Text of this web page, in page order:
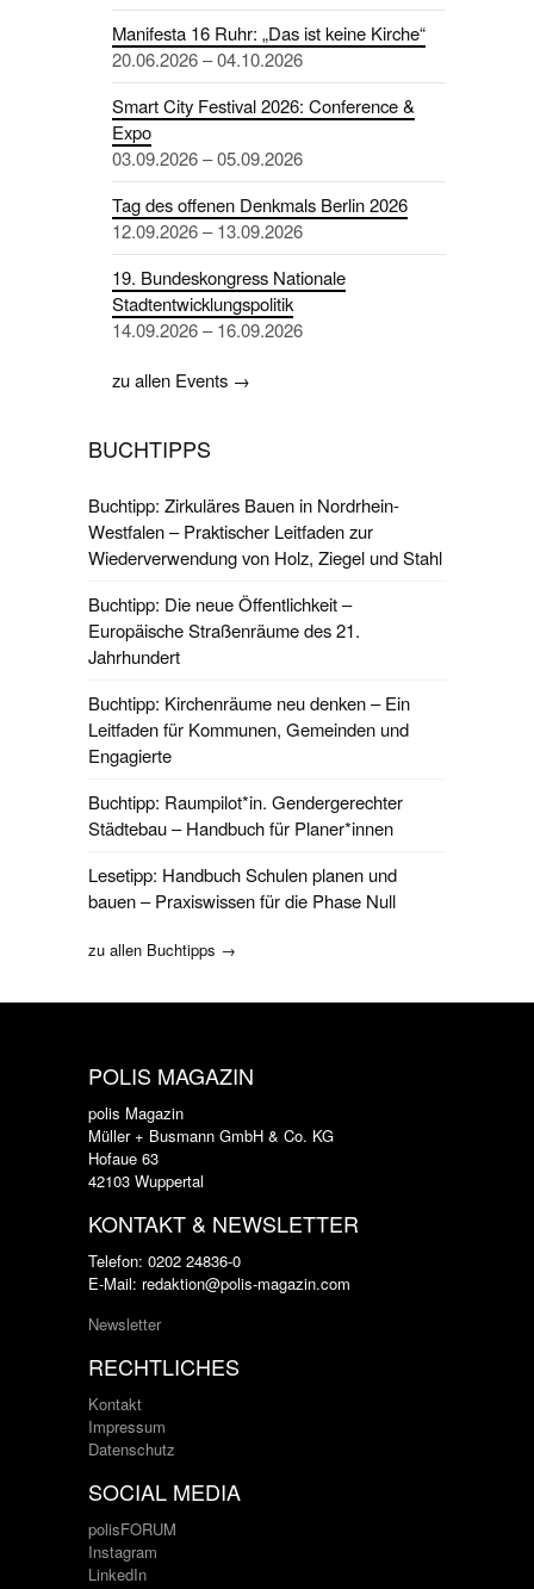
Manifesta 16 Ruhr: „Das ist keine Kirche“
20.06.2026 – 04.10.2026
Smart City Festival 2026: Conference &
Expo
03.09.2026 – 05.09.2026
Tag des offenen Denkmals Berlin 2026
12.09.2026 – 13.09.2026
19. Bundeskongress Nationale
Stadtentwicklungspolitik
14.09.2026 – 16.09.2026
zu allen Events →
BUCHTIPPS
Buchtipp: Zirkuläres Bauen in Nordrhein-
Westfalen – Praktischer Leitfaden zur
Wiederverwendung von Holz, Ziegel und Stahl
Buchtipp: Die neue Öffentlichkeit –
Europäische Straßenräume des 21.
Jahrhundert
Buchtipp: Kirchenräume neu denken – Ein
Leitfaden für Kommunen, Gemeinden und
Engagierte
Buchtipp: Raumpilot*in. Gendergerechter
Städtebau – Handbuch für Planer*innen
Lesetipp: Handbuch Schulen planen und
bauen – Praxiswissen für die Phase Null
zu allen Buchtipps →
POLIS MAGAZIN
polis Magazin
Müller + Busmann GmbH & Co. KG
Hofaue 63
42103 Wuppertal
KONTAKT & NEWSLETTER
Telefon: 0202 24836-0
E-Mail: redaktion@polis-magazin.com
Newsletter
RECHTLICHES
Kontakt
Impressum
Datenschutz
SOCIAL MEDIA
polisFORUM
Instagram
LinkedIn